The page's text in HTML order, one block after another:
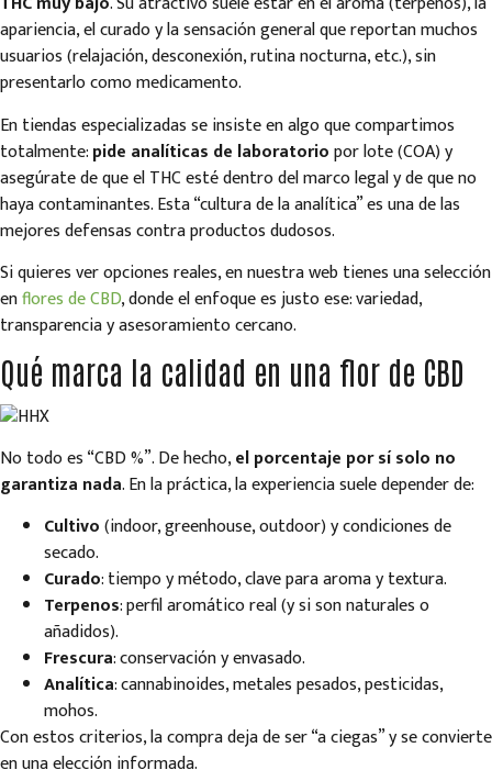
apariencia, el curado y la sensación general que reportan muchos
usuarios (relajación, desconexión, rutina nocturna, etc.), sin
presentarlo como medicamento.
En tiendas especializadas se insiste en algo que compartimos
totalmente:pide analíticas de laboratoriopor lote (COA) y
asegúrate de que el THC esté dentro del marco legal y de que no
haya contaminantes. Esta “cultura de la analítica” es una de las
mejores defensas contra productos dudosos.
Si quieres ver opciones reales, en nuestra web tienes una selección
enflores de CBD, donde el enfoque es justo ese: variedad,
transparencia y asesoramiento cercano.
Qué marca la calidad en una flor de CBD
No todo es “CBD %”. De hecho,el porcentaje por sí solo no
garantiza nada. En la práctica, la experiencia suele depender de:
Cultivo(indoor, greenhouse, outdoor) y condiciones de
secado.
Curado: tiempo y método, clave para aroma y textura.
Terpenos: perfil aromático real (y si son naturales o
añadidos).
Frescura: conservación y envasado.
Analítica: cannabinoides, metales pesados, pesticidas,
mohos.
Con estos criterios, la compra deja de ser “a ciegas” y se convierte
en una elección informada.